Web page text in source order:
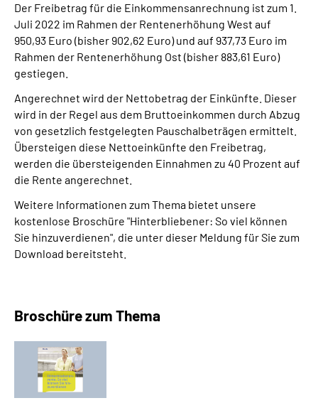
Leichte Sprache
Der Freibetrag für die Einkommensanrechnung ist zum 1.
Juli 2022 im Rahmen der Rentenerhöhung West auf
950,93 Euro (bisher 902,62 Euro) und auf 937,73 Euro im
Rahmen der Rentenerhöhung Ost (bisher 883,61 Euro)
gestiegen.
Angerechnet wird der Nettobetrag der Einkünfte. Dieser
wird in der Regel aus dem Bruttoeinkommen durch Abzug
von gesetzlich festgelegten Pauschalbeträgen ermittelt.
Übersteigen diese Nettoeinkünfte den Freibetrag,
werden die übersteigenden Einnahmen zu 40 Prozent auf
die Rente angerechnet.
Weitere Informationen zum Thema bietet unsere
kostenlose Broschüre "Hinterbliebener: So viel können
Sie hinzuverdienen", die unter dieser Meldung für Sie zum
Download bereitsteht.
Broschüre zum Thema